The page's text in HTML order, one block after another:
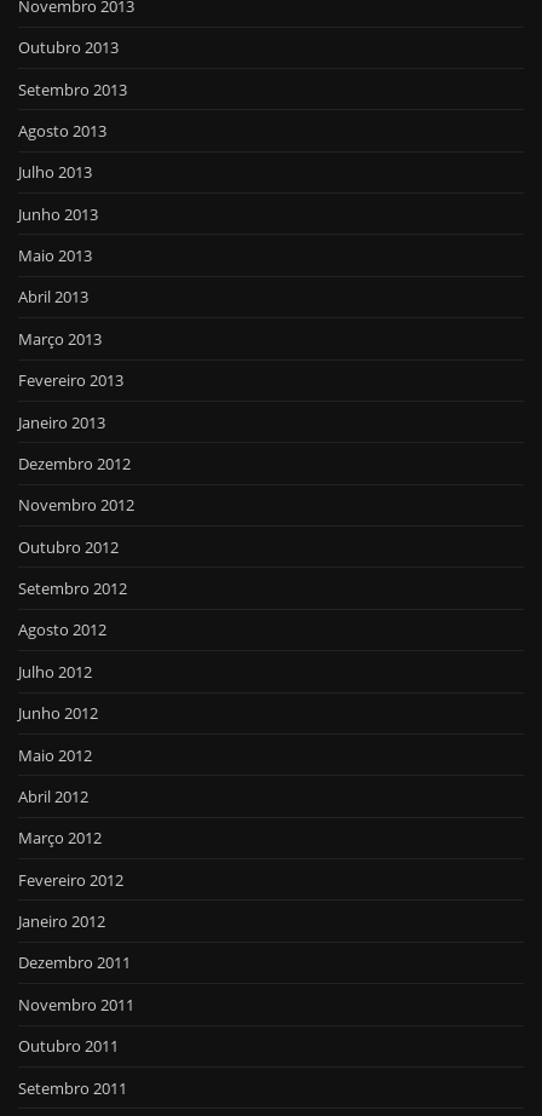
Novembro 2013
Outubro 2013
Setembro 2013
Agosto 2013
Julho 2013
Junho 2013
Maio 2013
Abril 2013
Março 2013
Fevereiro 2013
Janeiro 2013
Dezembro 2012
Novembro 2012
Outubro 2012
Setembro 2012
Agosto 2012
Julho 2012
Junho 2012
Maio 2012
Abril 2012
Março 2012
Fevereiro 2012
Janeiro 2012
Dezembro 2011
Novembro 2011
Outubro 2011
Setembro 2011